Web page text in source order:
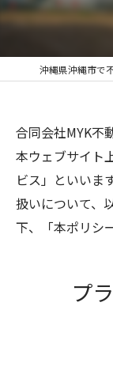
合同会社MYK不
本ウェブサイト
ビス」といいま
扱いについて、
下、「本ポリシ
プ